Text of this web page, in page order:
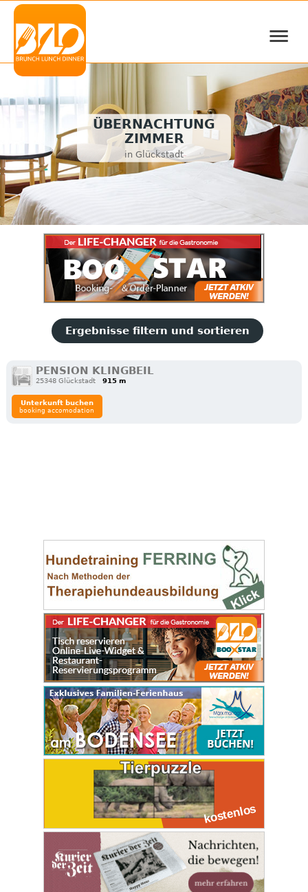
≡
ÜBERNACHTUNG
ZIMMER
in Glückstadt
Ergebnisse filtern und sortieren
PENSION KLINGBEIL
25348 Glückstadt 915 m
Unterkunft buchen
booking accomodation